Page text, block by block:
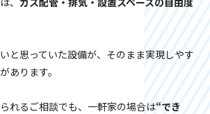
と思っていた設備が、そのまま実現しやす
あります。
れるご相談でも、一軒家の場合は“でき